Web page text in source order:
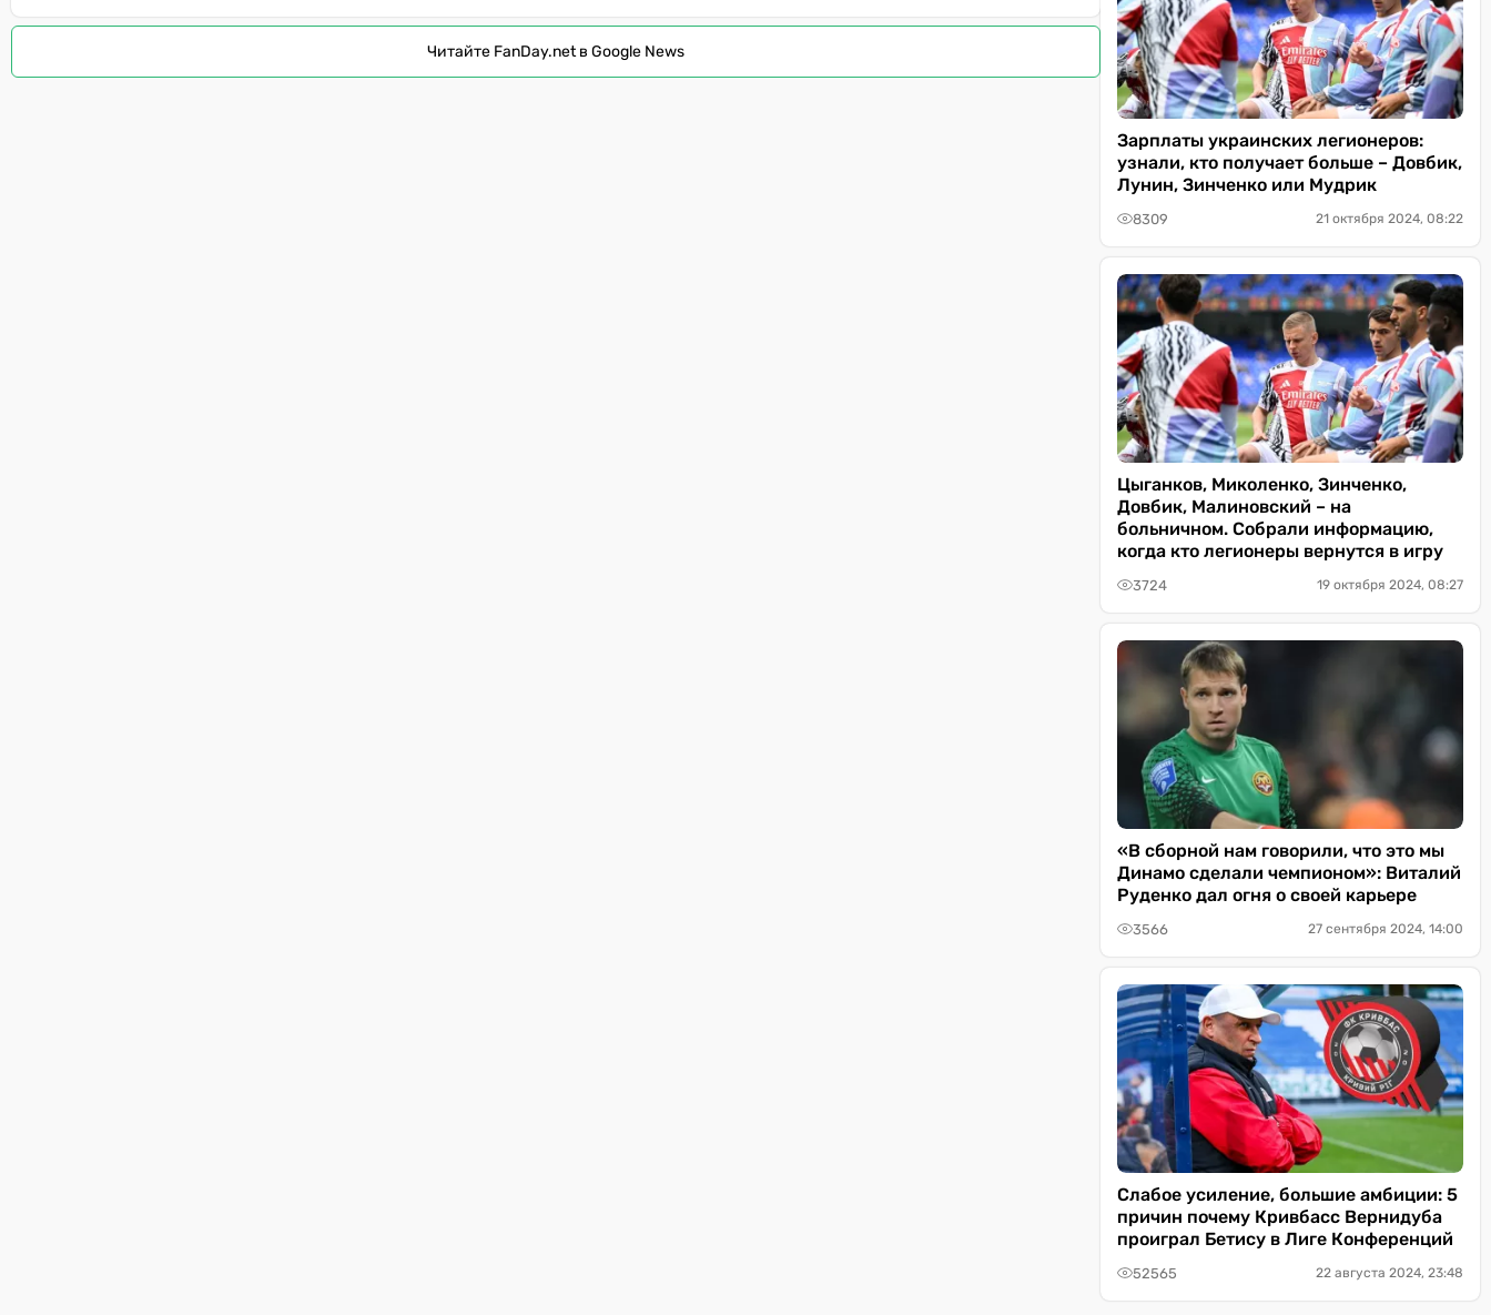
Читайте FanDay.net в Google News
Зарплаты украинских легионеров:
узнали, кто получает больше – Довбик,
Лунин, Зинченко или Мудрик
8309 21 октября 2024, 08:22
Цыганков, Миколенко, Зинченко,
Довбик, Малиновский – на
больничном. Собрали информацию,
когда кто легионеры вернутся в игру
3724 19 октября 2024, 08:27
«В сборной нам говорили, что это мы
Динамо сделали чемпионом»: Виталий
Руденко дал огня о своей карьере
3566 27 сентября 2024, 14:00
Слабое усиление, большие амбиции: 5
причин почему Кривбасс Вернидуба
проиграл Бетису в Лиге Конференций
52565 22 августа 2024, 23:48